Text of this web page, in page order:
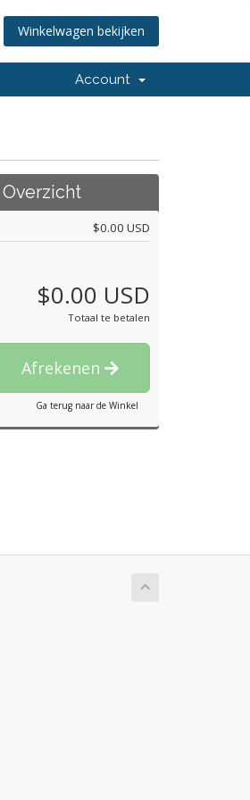
Winkelwagen bekijken
Account
Overzicht
$0.00 USD
$0.00 USD
Totaal te betalen
Afrekenen
Ga terug naar de Winkel